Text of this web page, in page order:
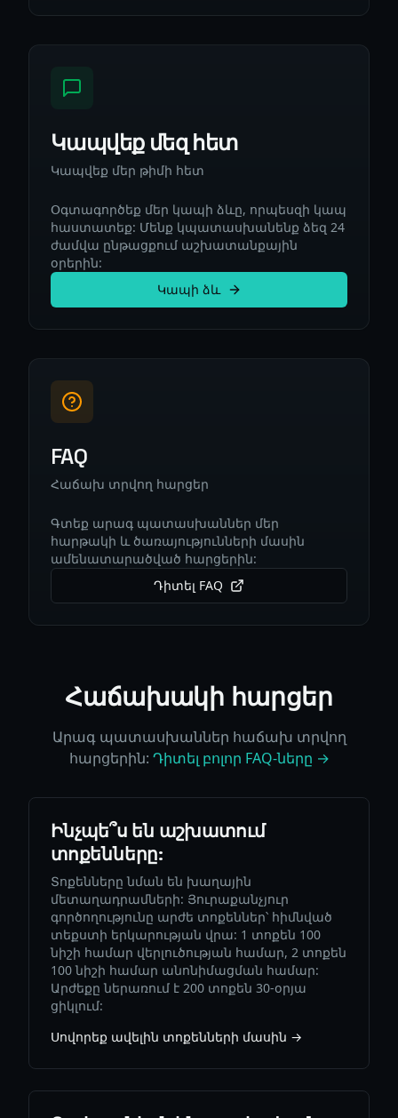
Կապվեք մեզ հետ
Կապվեք մեր թիմի հետ
Օգտագործեք մեր կապի ձևը, որպեսզի կապ
հաստատեք: Մենք կպատասխանենք ձեզ 24
ժամվա ընթացքում աշխատանքային
օրերին:
Կապի ձև
FAQ
Հաճախ տրվող հարցեր
Գտեք արագ պատասխաններ մեր
հարթակի և ծառայությունների մասին
ամենատարածված հարցերին:
Դիտել FAQ
Հաճախակի հարցեր
Արագ պատասխաններ հաճախ տրվող
հարցերին: Դիտել բոլոր FAQ-ները →
Ինչպե՞ս են աշխատում
տոքենները:
Տոքենները նման են խաղային
մետաղադրամների: Յուրաքանչյուր
գործողությունը արժե տոքեններ՝ հիմնված
տեքստի երկարության վրա: 1 տոքեն 100
նիշի համար վերլուծության համար, 2 տոքեն
100 նիշի համար անոնիմացման համար:
Արժեքը ներառում է 200 տոքեն 30-օրյա
ցիկլում:
Սովորեք ավելին տոքենների մասին →